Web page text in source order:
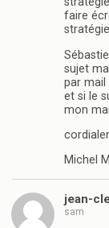
faire
sujet
par mail
et si le
mon
Michel
jean-
sam